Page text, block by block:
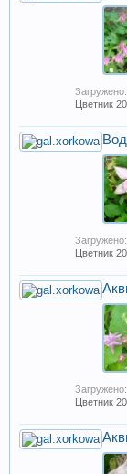
Загружено:
Цветник
Загружено:
Цветник
Загружено:
Цветник